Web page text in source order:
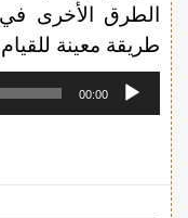
الطرق الأخرى
طريقة معينة
مشغل
00:00